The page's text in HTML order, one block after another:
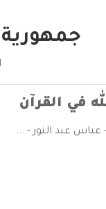
في القرآن
عباس عبد النور - ...